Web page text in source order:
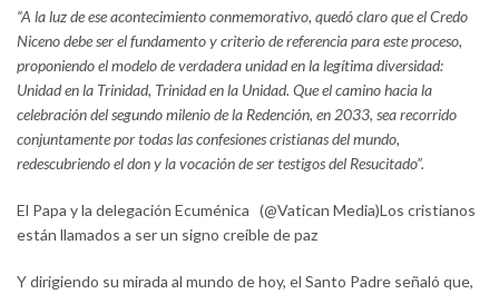
“A la luz de ese acontecimiento conmemorativo, quedó claro que el Credo
Niceno debe ser el fundamento y criterio de referencia para este proceso,
proponiendo el modelo de verdadera unidad en la legítima diversidad:
Unidad en la Trinidad, Trinidad en la Unidad. Que el camino hacia la
celebración del segundo milenio de la Redención, en 2033, sea recorrido
conjuntamente por todas las confesiones cristianas del mundo,
redescubriendo el don y la vocación de ser testigos del Resucitado”.
El Papa y la delegación Ecuménica (@Vatican Media)Los cristianos
están llamados a ser un signo creíble de paz
Y dirigiendo su mirada al mundo de hoy, el Santo Padre señaló que,